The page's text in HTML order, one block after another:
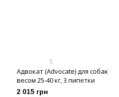
5
Адвокат (Advocate) для собак
весом 25-40 кг, 3 пипетки
2 015 грн